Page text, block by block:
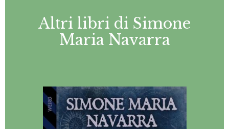
Altri libri di Simone
Maria Navarra